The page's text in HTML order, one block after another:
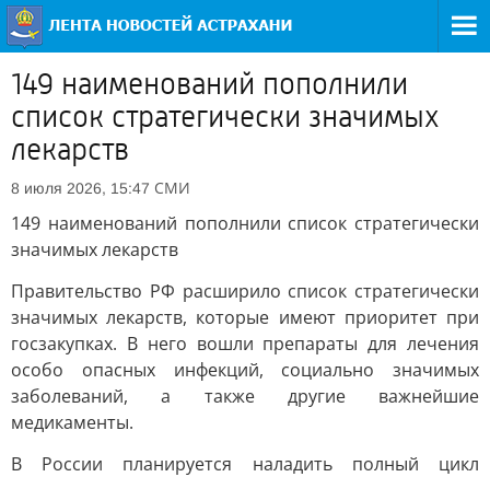
149 наименований пополнили
список стратегически значимых
лекарств
8 июля 2026, 15:47 СМИ
149 наименований пополнили список стратегически
значимых лекарств
Правительство РФ расширило список стратегически
значимых лекарств, которые имеют приоритет при
госзакупках. В него вошли препараты для лечения
особо опасных инфекций, социально значимых
заболеваний, а также другие важнейшие
медикаменты.
В России планируется наладить полный цикл